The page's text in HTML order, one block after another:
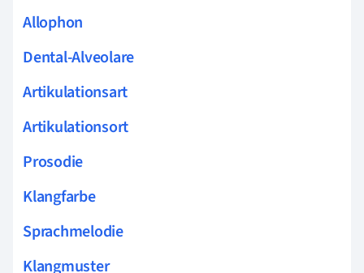
Allophon
Dental-Alveolare
Artikulationsart
Artikulationsort
Prosodie
Klangfarbe
Sprachmelodie
Klangmuster